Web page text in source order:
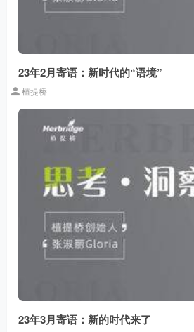
23年2月寄语：新时代的“语境”
植提桥
23年3月寄语：新的时代来了